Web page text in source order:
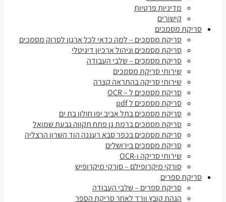
מדיניות פרטיות
קישורים
סריקת מסמכים
סריקת מסמכים – למה כדאי לכל ארגון לסרוק מסמכים
סריקת מסמכים וניהול ארכיון דיגיטלי
סריקת מסמכים – שלבי העבודה
שירותי סריקת מסמכים
שירותי סריקה בהתראה קצרה
סריקת מסמכים ל – OCR
סריקת מסמכים ל pdf
סריקת מסמכים בתל אביב יפו חולון בת ים
סריקת מסמכים ברמת גן פתח תקווה גבעת שמואל
סריקת מסמכים בכפר סבא רעננה הוד השרון הרצליה
סריקת מסמכים בירושלים
שירותי סריקה ו-OCR
סורקי מיקרופילם – סורקי מיקרופיש
סריקת ספרים
סריקת ספרים – שלבי העבודה
הגהת קובץ וורד לאחר סריקת הספר